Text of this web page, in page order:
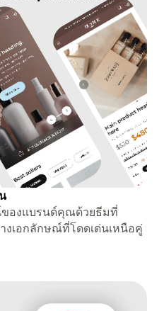
องแบรนด์คุณด้วยธีมที่
เอกลักษณ์ที่โดดเด่นเหนือคู่